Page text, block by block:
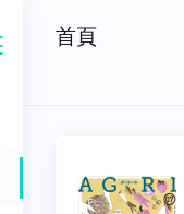
首頁